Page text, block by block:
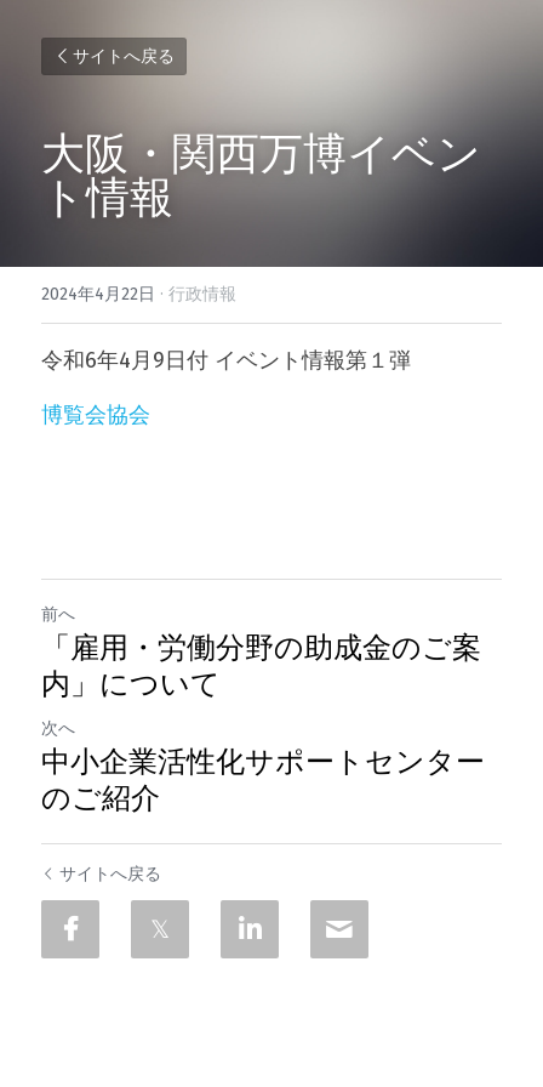
サイトへ戻る
大阪・関西万博イベン
ト情報
2024年4月22日 · 行政情報
令和6年4月9日付 イベント情報第１弾
博覧会協会
前へ
「雇用・労働分野の助成金のご案
内」について
次へ
中小企業活性化サポートセンター
のご紹介
サイトへ戻る